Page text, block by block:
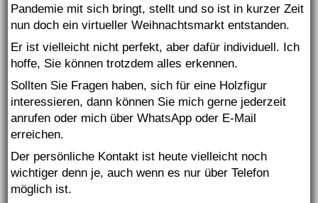
Pandemie mit sich bringt, stellt und so ist in kurzer Zeit
nun doch ein virtueller Weihnachtsmarkt entstanden.
Er ist vielleicht nicht perfekt, aber dafür individuell. Ich
hoffe, Sie können trotzdem alles erkennen.
Sollten Sie Fragen haben, sich für eine Holzfigur
interessieren, dann können Sie mich gerne jederzeit
anrufen oder mich über WhatsApp oder E-Mail
erreichen.
Der persönliche Kontakt ist heute vielleicht noch
wichtiger denn je, auch wenn es nur über Telefon
möglich ist.